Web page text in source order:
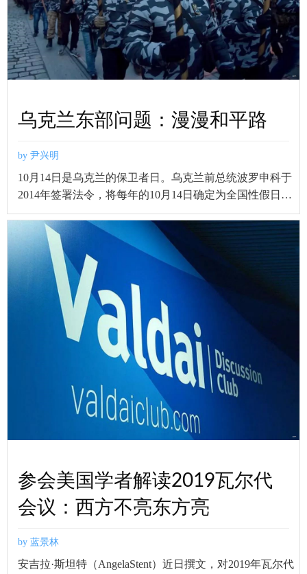
乌克兰东部问题：漫漫和平路
by 尹兴明
10月14日是乌克兰的保卫者日。乌克兰前总统波罗申科于
2014年签署法令，将每年的10月14日确定为全国性假日
——保卫者日，并取消了源自于前苏联的每年2月23日
的“祖国保卫者日”。
参会美国学者解读2019瓦尔代
会议：西方不亮东方亮
by 蓝景林
安吉拉·斯坦特（AngelaStent）近日撰文，对2019年瓦尔代